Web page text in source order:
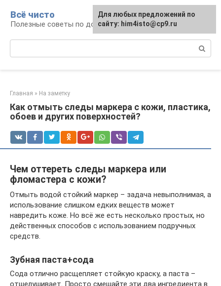
контенту
Всё чисто
Полезные советы по домоводству
Главная » На заметку
Как отмыть следы маркера с кожи, пластика,
обоев и других поверхностей?
Чем оттереть следы маркера или
фломастера с кожи?
Отмыть водой стойкий маркер – задача невыполнимая, а
использование слишком едких веществ может
навредить коже. Но всё же есть несколько простых, но
действенных способов с использованием подручных
средств.
Зубная паста+сода
Сода отлично расщепляет стойкую краску, а паста –
отшелушивает. Просто смешайте эти два ингредиента в
Для любых предложений по
сайту: him4isto@cp9.ru